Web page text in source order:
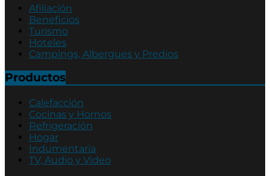
Afiliación
Beneficios
Turismo
Hoteles
Campings, Albergues y Predios
Productos
Calefacción
Cocinas y Hornos
Refrigeración
Hogar
Indumentaria
TV, Audio y Video